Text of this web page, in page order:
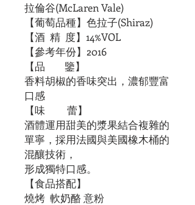
拉倫谷(McLaren Vale)
【葡萄品種】色拉子(Shiraz)
【酒 精 度】14%VOL
【參考年份】2016
【品 鑒】
香料胡椒的香味突出，濃郁豐富
口感
【味 蕾】
酒體運用甜美的漿果結合複雜的
單寧，採用法國與美國橡木桶的
混釀技術，
形成獨特口感。
【食品搭配】
燒烤 軟奶酪 意粉